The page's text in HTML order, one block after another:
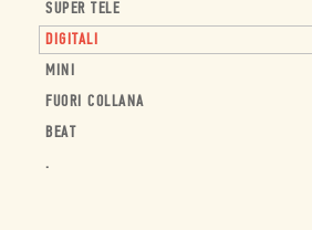
SUPER TELE
DIGITALI
MINI
FUORI COLLANA
BEAT
.